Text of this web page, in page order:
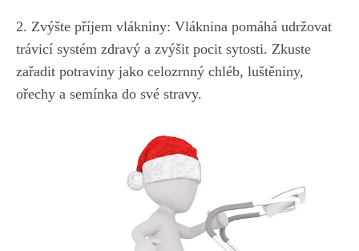
2. Zvýšte příjem vlákniny: Vláknina pomáhá ​udržovat
trávicí systém zdravý a zvýšit pocit​ sytosti. Zkuste
zařadit potraviny jako ⁢celozrnný​ chléb, luštěniny,
ořechy ⁢a⁣ semínka do své stravy.